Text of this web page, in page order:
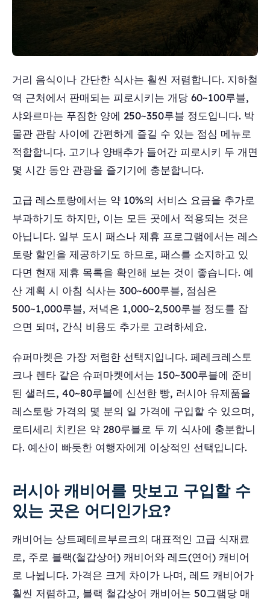
거리 음식이나 간단한 식사는 훨씬 저렴합니다. 지하철
역 근처에서 판매되는 피로시키는 개당 60~100루블,
샤와르마는 푸짐한 양에 250~350루블 정도입니다. 박
물관 관람 사이에 간편하게 즐길 수 있는 점심 메뉴로
적합합니다. 고기나 양배추가 들어간 피로시키 두 개면
몇 시간 동안 관광을 즐기기에 충분합니다.
고급 레스토랑에서는 약 10%의 서비스 요금을 추가로
부과하기도 하지만, 이는 모든 곳에서 적용되는 것은
아닙니다. 일부 도시 패스나 제휴 프로그램에서는 레스
토랑 할인을 제공하기도 하므로, 패스를 소지하고 있
다면 현재 제휴 목록을 확인해 보는 것이 좋습니다. 예
산 계획 시 아침 식사는 300~600루블, 점심은
500~1,000루블, 저녁은 1,000~2,500루블 정도를 잡
으면 되며, 간식 비용도 추가로 고려하세요.
슈퍼마켓은 가장 저렴한 선택지입니다. 페레크레스토
크나 렌타 같은 슈퍼마켓에서는 150~300루블에 준비
된 샐러드, 40~80루블에 신선한 빵, 러시아 유제품을
레스토랑 가격의 몇 분의 일 가격에 구입할 수 있으며,
로티세리 치킨은 약 280루블로 두 끼 식사에 충분합니
다. 예산이 빠듯한 여행자에게 이상적인 선택입니다.
러시아 캐비어를 맛보고 구입할 수
있는 곳은 어디인가요?
캐비어는 상트페테르부르크의 대표적인 고급 식재료
로, 주로 블랙(철갑상어) 캐비어와 레드(연어) 캐비어
로 나뉩니다. 가격은 크게 차이가 나며, 레드 캐비어가
훨씬 저렴하고, 블랙 철갑상어 캐비어는 50그램당 매